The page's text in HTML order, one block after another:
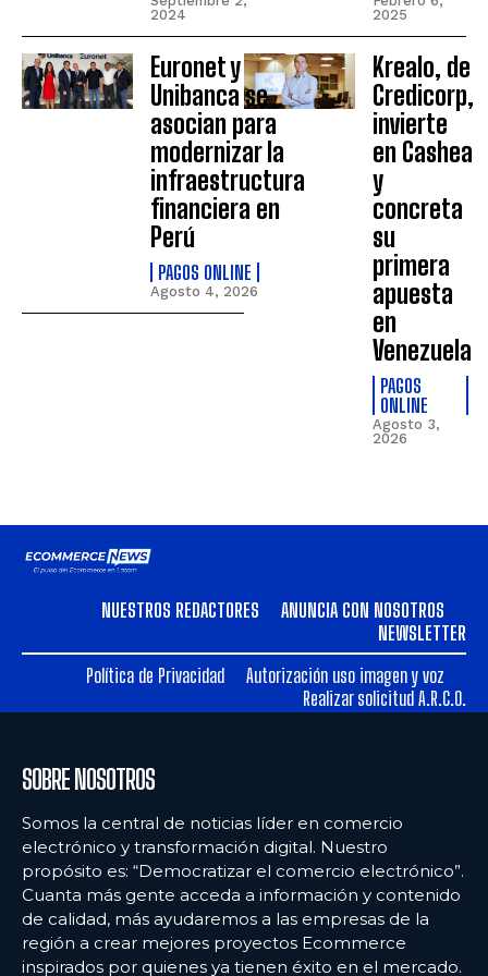
2024
2025
Euronet y
Unibanca se
asocian para
modernizar la
infraestructura
financiera en
Perú
PAGOS ONLINE
Agosto 4, 2026
Krealo, de
Credicorp,
invierte
en Cashea
y
concreta
su
primera
apuesta
en
Venezuela
PAGOS
ONLINE
Agosto 3,
2026
NUESTROS REDACTORES
ANUNCIA CON NOSOTROS
NEWSLETTER
Política de Privacidad
Autorización uso imagen y voz
Realizar solicitud A.R.C.O.
SOBRE NOSOTROS
Somos la central de noticias líder en comercio
electrónico y transformación digital. Nuestro
propósito es: “Democratizar el comercio electrónico”.
Cuanta más gente acceda a información y contenido
de calidad, más ayudaremos a las empresas de la
región a crear mejores proyectos Ecommerce
inspirados por quienes ya tienen éxito en el mercado.